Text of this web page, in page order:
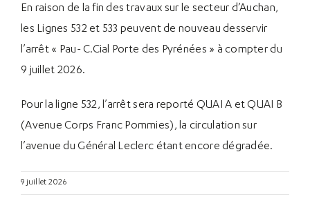
En raison de la fin des travaux sur le secteur d’Auchan,
les Lignes 532 et 533 peuvent de nouveau desservir
l’arrêt « Pau- C.Cial Porte des Pyrénées » à compter du
9 juillet 2026.
Pour la ligne 532, l’arrêt sera reporté QUAI A et QUAI B
(Avenue Corps Franc Pommies), la circulation sur
l’avenue du Général Leclerc étant encore dégradée.
9 juillet 2026